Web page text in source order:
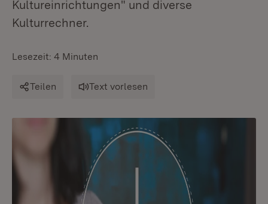
Kultureinrichtungen" und diverse
Kulturrechner.
Lesezeit: 4 Minuten
Teilen Text vorlesen